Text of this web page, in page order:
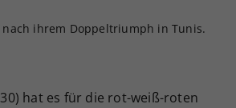
nach ihrem Doppeltriumph in Tunis.
hat es für die rot-weiß-roten